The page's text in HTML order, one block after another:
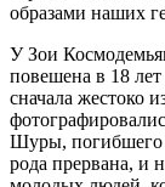
образами наших
У Зои
повешена в 18
сначала жестоко
Шуры, погибшего
рода прервана, и